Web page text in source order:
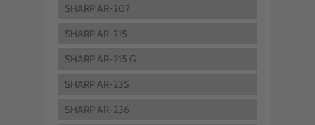
SHARP AR-207
SHARP AR-215
SHARP AR-215 G
SHARP AR-235
SHARP AR-236